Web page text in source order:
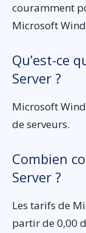
couramment
Microsoft
Qu’est-ce
Server ?
Microsoft
de serveurs.
Combien
Server ?
Les tarifs de
partir de 0,00